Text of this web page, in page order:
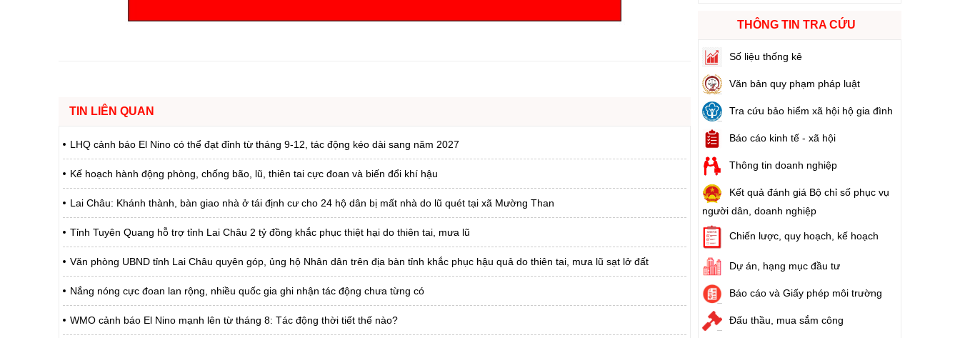
Bầu cử đại biểu Quốc hội khóa XVI và đại biểu Hội đồng nhân dân các cấp nhiệm kỳ 2026 - 2031
Người Việt Nam ưu tiên dùng hàng Việt Nam
Điểm báo
Chuyên mục khác
TIN LIÊN QUAN
LHQ cảnh báo El Nino có thể đạt đỉnh từ tháng 9-12, tác động kéo dài sang năm 2027
Kế hoạch hành động phòng, chống bão, lũ, thiên tai cực đoan và biến đổi khí hậu
Lai Châu: Khánh thành, bàn giao nhà ở tái định cư cho 24 hộ dân bị mất nhà do lũ quét tại xã Mường Than
Tỉnh Tuyên Quang hỗ trợ tỉnh Lai Châu 2 tỷ đồng khắc phục thiệt hại do thiên tai, mưa lũ
Văn phòng UBND tỉnh Lai Châu quyên góp, ủng hộ Nhân dân trên địa bàn tỉnh khắc phục hậu quả do thiên tai, mưa lũ sạt lở đất
Nắng nóng cực đoan lan rộng, nhiều quốc gia ghi nhận tác động chưa từng có
WMO cảnh báo El Nino mạnh lên từ tháng 8: Tác động thời tiết thế nào?
THÔNG TIN TRA CỨU
Số liệu thống kê
Văn bản quy phạm pháp luật
Tra cứu bảo hiểm xã hội hộ gia đình
Báo cáo kinh tế - xã hội
Thông tin doanh nghiệp
Kết quả đánh giá Bộ chỉ số phục vụ
người dân, doanh nghiệp
Chiến lược, quy hoạch, kế hoạch
Dự án, hạng mục đầu tư
Báo cáo và Giấy phép môi trường
Đấu thầu, mua sắm công